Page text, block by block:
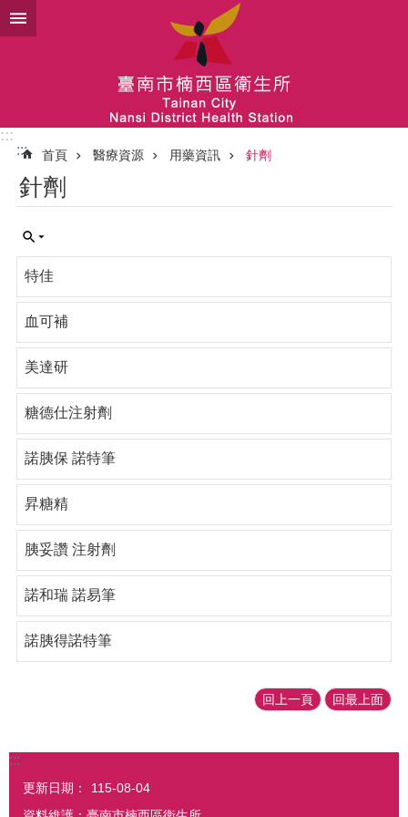
跳到主要內容區塊
:::
:::
首頁 醫療資源 用藥資訊 針劑
針劑
特佳
血可補
美達研
糖德仕注射劑
諾胰保 諾特筆
昇糖精
胰妥讚 注射劑
諾和瑞 諾易筆
諾胰得諾特筆
回上一頁 回最上面
:::
更新日期：
115-08-04